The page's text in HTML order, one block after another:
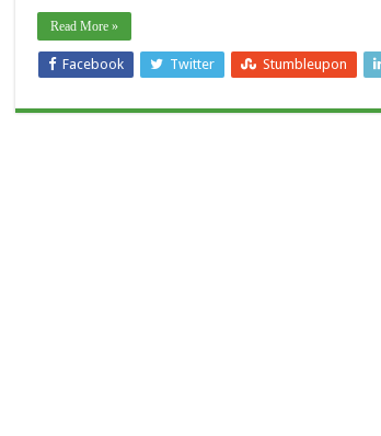
Read More »
Facebook Twitter Stumbleupon